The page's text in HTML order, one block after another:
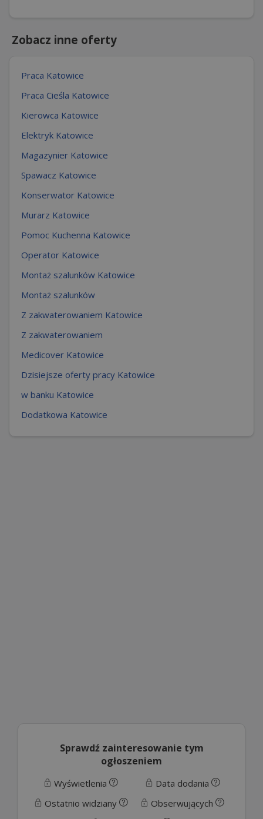
Zobacz inne oferty
Praca Katowice
Praca Cieśla Katowice
Kierowca Katowice
Elektryk Katowice
Magazynier Katowice
Spawacz Katowice
Konserwator Katowice
Murarz Katowice
Pomoc Kuchenna Katowice
Operator Katowice
Montaż szalunków Katowice
Montaż szalunków
Z zakwaterowaniem Katowice
Z zakwaterowaniem
Medicover Katowice
Dzisiejsze oferty pracy Katowice
w banku Katowice
Dodatkowa Katowice
Sprawdź zainteresowanie tym
ogłoszeniem
Wyświetlenia
Data dodania
Ostatnio widziany
Obserwujących